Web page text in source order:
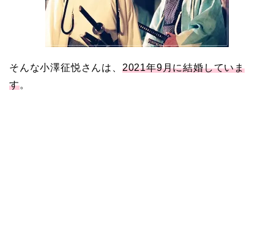
そんな小澤征悦さんは、 2021年9月に結婚していま
す。